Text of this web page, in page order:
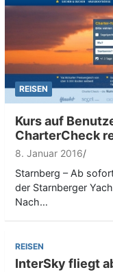
REISEN
Kurs auf
CharterCheck
8. Januar 2016
Starnberg – Ab
der Starnberger
Nach…
REISEN
InterSky fliegt